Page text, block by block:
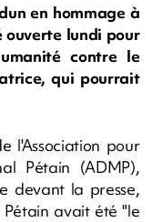
en hommage à
ouverte lundi pour
contre le
qui pourrait
l'Association pour
Pétain (ADMP),
devant la presse,
avait été "le